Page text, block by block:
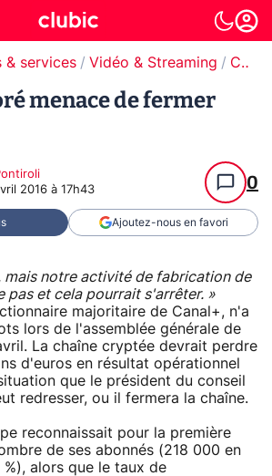
& services Vidéo & Streaming Canal+
menace de fermer
2016 à 17h43 0
Ajoutez-nous en favori
mais notre activité de fabrication de
pas et cela pourrait s'arrêter. »
majoritaire de Canal+, n'a
lors de l'assemblée générale de
La chaîne cryptée devrait perdre
d'euros en résultat opérationnel
que le président du conseil
redresser, ou il fermera la chaîne.
reconnaissait pour la première
de ses abonnés (218 000 en
alors que le taux de